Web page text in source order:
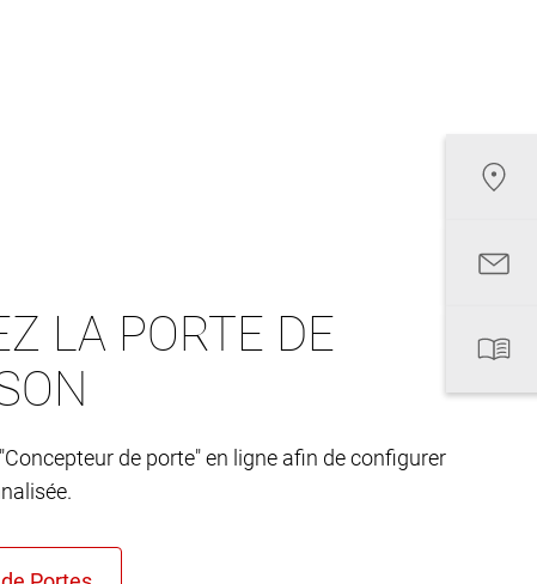
LA PORTE DE
de porte" en ligne afin de configurer